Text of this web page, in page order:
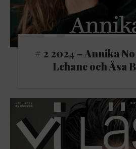
# 2 2024 – Annika
Lehane och Åsa